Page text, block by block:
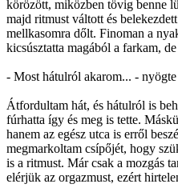
körözött, miközben tövig benne
majd ritmust váltott és
mellkasomra dőlt. Finoman a
kicsúsztatta magából a farkam,
- Most hátulról akarom... -
Átfordultam hát, és hátulról is
fúrhatta így és meg is tette.
hanem az egész utca is erről
megmarkoltam csípőjét, hogy
is a ritmust. Már csak a mozgás
elérjük az orgazmust, ezért